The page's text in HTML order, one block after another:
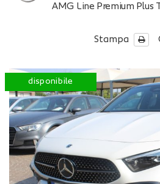
OFFICINA INTERNA
GARANZIA 12 MESI
FINANZIAMENTI
RICEVIMENTO CLIENTI
ACQUISTIAMO USATO
AMG Line Premium Plus
Stampa
disponibile